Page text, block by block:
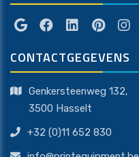
CONTACTGEGEVENS
Genkersteenweg 132,
​​​​​​​3500 Hasselt
+32 (0)11 652 830